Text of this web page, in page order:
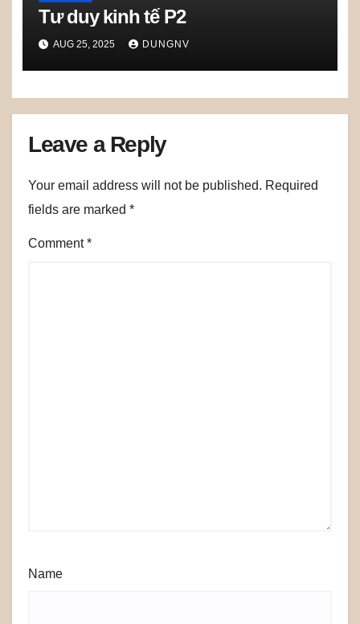
Tư duy kinh tế P2
AUG 25, 2025 DUNGNV
Leave a Reply
Your email address will not be published. Required
fields are marked *
Comment*
Name